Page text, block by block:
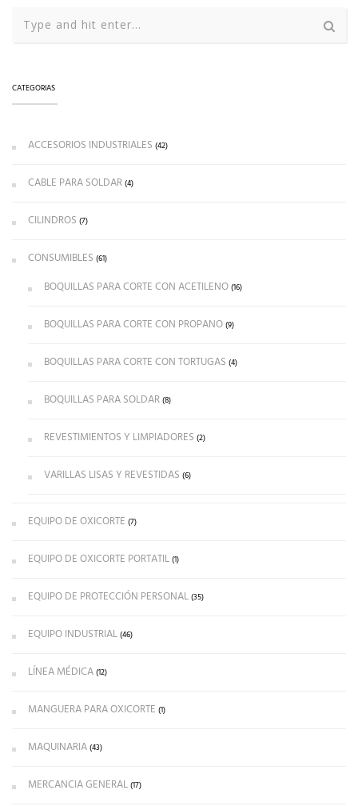
CATEGORIAS
ACCESORIOS INDUSTRIALES (42)
CABLE PARA SOLDAR(4)
CILINDROS (7)
CONSUMIBLES (61)
BOQUILLAS PARA CORTE CON ACETILENO(16)
BOQUILLAS PARA CORTE CON PROPANO(9)
BOQUILLAS PARA CORTE CON TORTUGAS (4)
BOQUILLAS PARA SOLDAR(8)
REVESTIMIENTOS Y LIMPIADORES (2)
VARILLAS LISAS Y REVESTIDAS (6)
EQUIPO DE OXICORTE (7)
EQUIPO DE OXICORTE PORTATIL(1)
EQUIPO DE PROTECCIÓN PERSONAL(35)
EQUIPO INDUSTRIAL(46)
LÍNEA MÉDICA(12)
MANGUERA PARA OXICORTE (1)
MAQUINARIA(43)
MERCANCIA GENERAL(17)